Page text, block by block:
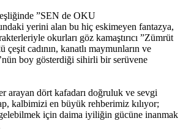
eşliğinde ”SEN de OKU
yerini alan bu hiç eskimeyen fantazya,
okurları göz kamaştırıcı ”Zümrüt
çeşit cadının, kanatlı maymunların ve
boy gösterdiği sihirli bir serüvene
arayan dört kafadarı doğruluk ve sevgi
kalbimizi en büyük rehberimiz kılıyor;
için daima iyiliğin gücüne inanmak